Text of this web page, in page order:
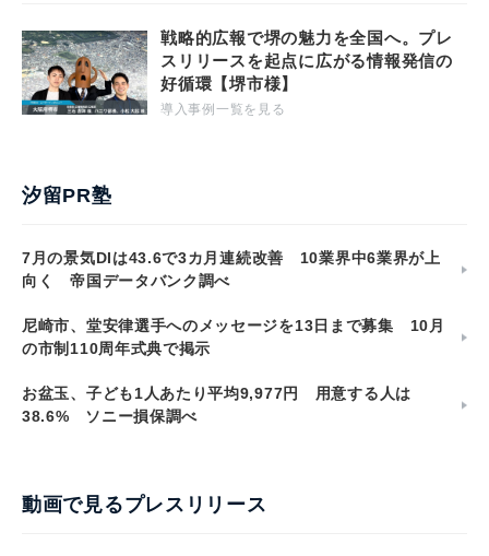
戦略的広報で堺の魅力を全国へ。プレ
スリリースを起点に広がる情報発信の
好循環【堺市様】
導入事例一覧を見る
汐留PR塾
7月の景気DIは43.6で3カ月連続改善 10業界中6業界が上
向く 帝国データバンク調べ
尼崎市、堂安律選手へのメッセージを13日まで募集 10月
の市制110周年式典で掲示
お盆玉、子ども1人あたり平均9,977円 用意する人は
38.6% ソニー損保調べ
動画で見るプレスリリース